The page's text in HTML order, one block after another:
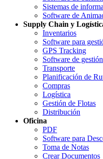
Sistemas de
Software de
Supply Chain y
Inventarios
Software para
GPS Tracking
Software de
Transporte
Planificación de
Compras
Logística
Gestión de Flotas
Distribución
Oficina
PDF
Software para
Toma de Notas
Crear Documentos